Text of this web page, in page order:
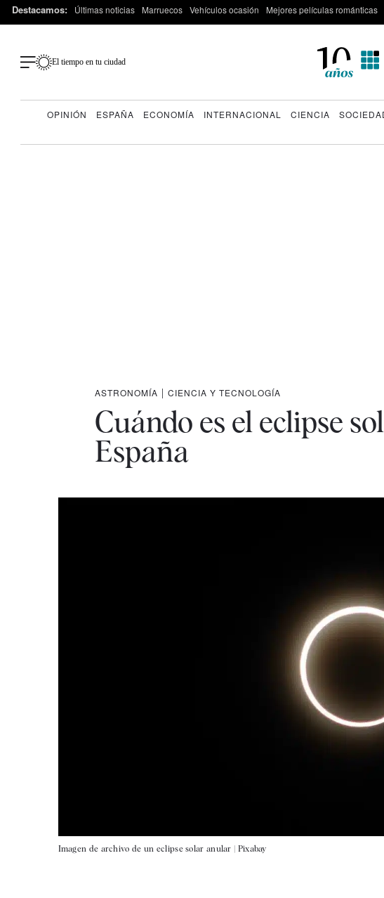
Destacamos: Últimas noticias Marruecos Vehículos ocasión Mejores películas románticas
El tiempo en tu ciudad
OPINIÓN ESPAÑA ECONOMÍA INTERNACIONAL CIENCIA
ASTRONOMÍA | CIENCIA Y TECNOLOGÍA
Cuándo es el eclipse
España
Imagen de archivo de un eclipse solar anular | Pixabay